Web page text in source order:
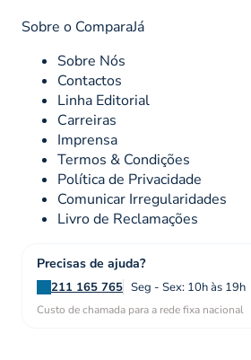
Sobre o ComparaJá
Sobre Nós
Contactos
Linha Editorial
Carreiras
Imprensa
Termos & Condições
Política de Privacidade
Comunicar Irregularidades
Livro de Reclamações
Precisas de ajuda?
211 165 765 Seg - Sex: 10h às 19h
Custo de chamada para a rede fixa nacional